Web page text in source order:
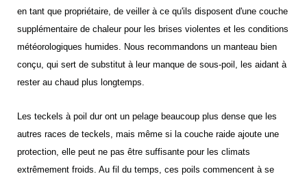
en tant que propriétaire, de veiller à ce qu'ils disposent d'une couche
supplémentaire de chaleur pour les brises violentes et les conditions
météorologiques humides. Nous recommandons un manteau bien
conçu, qui sert de substitut à leur manque de sous-poil, les aidant à
rester au chaud plus longtemps.
Les teckels à poil dur ont un pelage beaucoup plus dense que les
autres races de teckels, mais même si la couche raide ajoute une
protection, elle peut ne pas être suffisante pour les climats
extrêmement froids. Au fil du temps, ces poils commencent à se